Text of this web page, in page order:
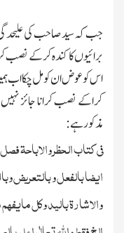
جب کہ سید صاحب کی علیحدگی
برائیوں کا کندہ کرکے نصب
اس کو عوض ان کو مل چکا اب
کراکے نصب کرانا جائز
مذکور ہے:
فی کتاب الحظر والاباحۃ
ایضا بالفعل و بالتعریض
والاشارۃ بالید وکل